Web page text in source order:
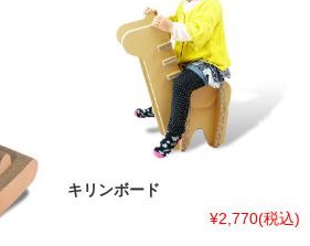
キリンボード
¥2,770(税込)